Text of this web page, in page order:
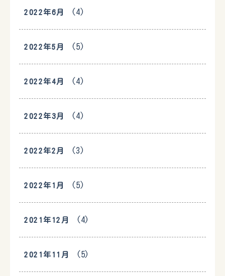
2022年6月 (4)
2022年5月 (5)
2022年4月 (4)
2022年3月 (4)
2022年2月 (3)
2022年1月 (5)
2021年12月 (4)
2021年11月 (5)